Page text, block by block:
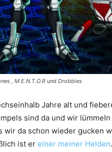
, M.E.N.T.O.R und Drobbies
Jahre alt und
sind da und wir
da schon wieder gucken
ist er einer meiner Helden